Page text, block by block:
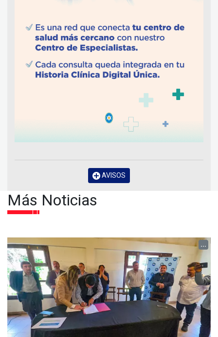
AVISOS
Más Noticias
...